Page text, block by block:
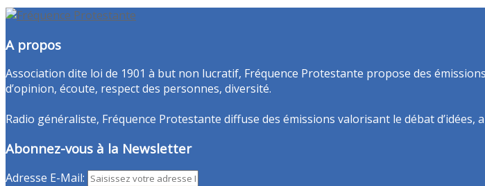
A propos
Association dite loi de 1901 à but non lucratif, Fréquence Protestante propose des
d’opinion, écoute, respect des personnes, diversité.
Radio généraliste, Fréquence Protestante diffuse des émissions valorisant le débat
Abonnez-vous à la Newsletter
Adresse E-Mail: